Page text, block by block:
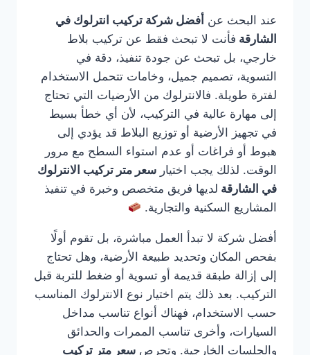
عند البحث عن أفضل شركة تركيب انترلوك في
الشارقة فأنت لا تبحث فقط عن تركيب بلاط
خارجي، بل تبحث عن جودة تنفيذ، دقة في
التسوية، تصميم جميل، وخامات تتحمل الاستخدام
لفترة طويلة. فالانترلوك من الأرضيات التي تحتاج
إلى مهارة عالية في التركيب، لأن أي خطأ بسيط
في تجهيز الأرضية أو توزيع البلاط قد يؤدي إلى
هبوط أو فراغات أو عدم استواء السطح مع مرور
الوقت. لذلك يجب اختيار سعر متر تركيب الانترلوك
في الشارقة لديها فريق متخصص وخبرة في تنفيذ
المشاريع السكنية والتجارية.
أفضل شركة لا تبدأ العمل مباشرة، بل تقوم أولًا
بفحص المكان وتحديد طبيعة الأرضية، وهل تحتاج
إلى إزالة طبقة قديمة أو تسوية أو ضغط للتربة قبل
التركيب. بعد ذلك يتم اختيار نوع الانترلوك المناسب
حسب الاستخدام، فهناك أنواع تناسب مداخل
السيارات، وأخرى تناسب الممرات والحدائق
والجلسات الخارجية. وتحرص سعر متر تركيب